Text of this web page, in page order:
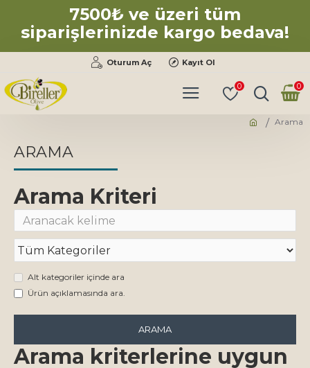
7500₺ ve üzeri tüm
siparişlerinizde kargo bedava!
Oturum Aç Kayıt Ol
0 0
Arama
ARAMA
Arama Kriteri
Alt kategoriler içinde ara
Ürün açıklamasında ara.
ARAMA
Arama kriterlerine uygun